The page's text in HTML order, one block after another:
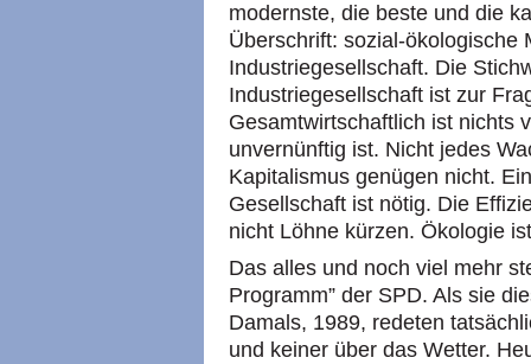
modernste, die beste und die
Überschrift: sozial-ökologische
Industriegesellschaft. Die
Industriegesellschaft ist zur
Gesamtwirtschaftlich ist nichts
unvernünftig ist. Nicht jedes
Kapitalismus genügen nicht.
Gesellschaft ist nötig. Die
nicht Löhne kürzen. Ökologie
Das alles und noch viel mehr
Programm” der SPD. Als sie
Damals, 1989, redeten
und keiner über das Wetter.